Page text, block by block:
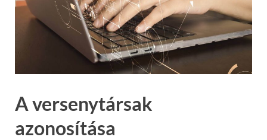
A versenytársak
azonosítása